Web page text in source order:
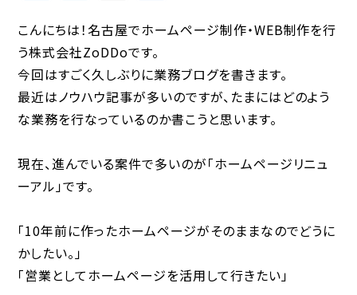
こんにちは！名古屋でホームページ制作・WEB制作を行
う株式会社ZoDDoです。
今回はすごく久しぶりに業務ブログを書きます。
最近はノウハウ記事が多いのですが、たまにはどのよう
な業務を行なっているのか書こうと思います。
現在、進んでいる案件で多いのが「ホームページリニュ
ーアル」です。
「10年前に作ったホームページがそのままなのでどうに
かしたい。」
「営業としてホームページを活用して行きたい」